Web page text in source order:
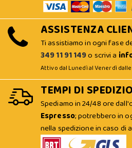
ASSISTENZA
Ti assistiamo in ogni fase
349 11 91 149o scrivi a
Attivo dal Lunedì al Venerdì dalle
TEMPI DI
Spediamo in 24/48 ore
Espresso; potrebbero in
nella spedizione in caso di